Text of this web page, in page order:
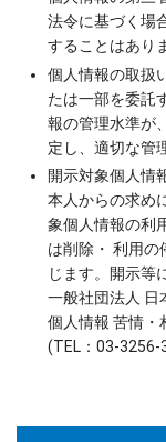
法令に基づく場
することはあり
個人情報の取扱
たは一部を委託
報の管理水準が
定し、適切な管
開示対象個人情
本人からの求め
象個人情報の利
は削除・ 利用
じます。開示等
一般社団法人 日
個人情報 苦情・
(TEL：03-3256-